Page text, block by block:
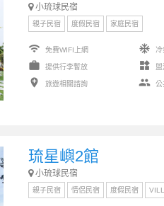
小琉球民宿
親子民宿 度假民宿 家庭民宿
wifi 免費WIFI上網
work 提供行李暫放
add_location 旅遊相關諮詢
ac_unit
widgets
group
公
琉星嶼2館
小琉球民宿
親子民宿 情侶民宿 度假民宿